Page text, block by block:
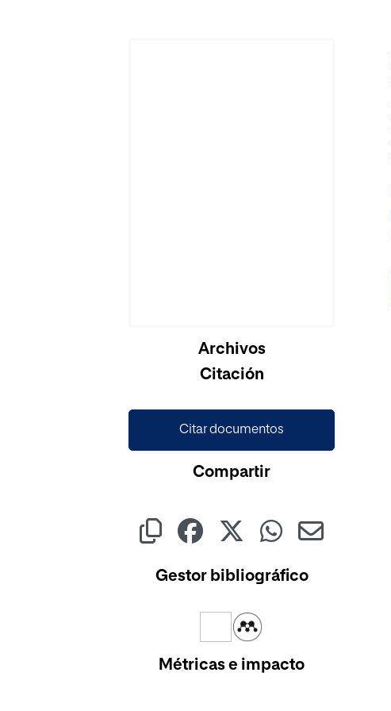
Archivos
Citación
Citar documentos
Compartir
Gestor bibliográfico
Métricas e impacto